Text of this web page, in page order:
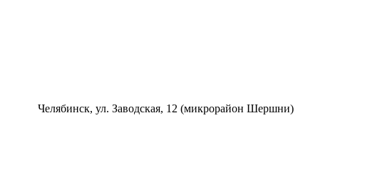
Челябинск, ул. Заводская, 12 (микрорайон Шершни)